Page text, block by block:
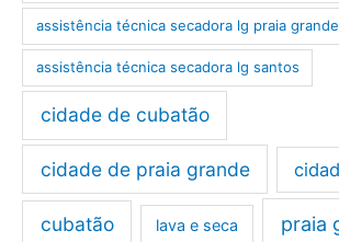
assistência técnica secadora lg praia grande
assistência técnica secadora lg santos
cidade de cubatão
cidade de praia grande
cubatão lava e seca praia